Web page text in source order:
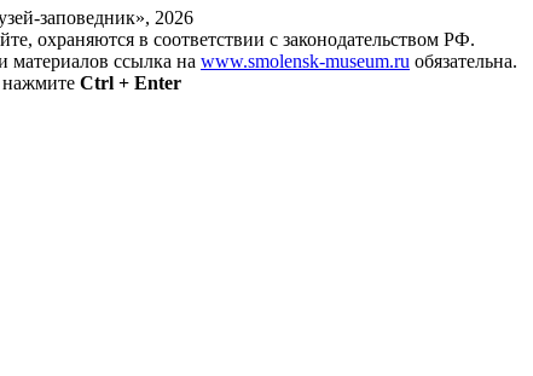
заповедник», 2026
охраняются в соответствии с законодательством РФ.
ссылка на www.smolensk-museum.ru обязательна.
нажмите Ctrl + Enter